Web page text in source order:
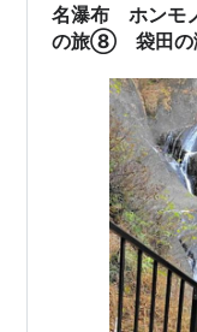
名瀑布 ホンモ
の旅⑧ 袋田の